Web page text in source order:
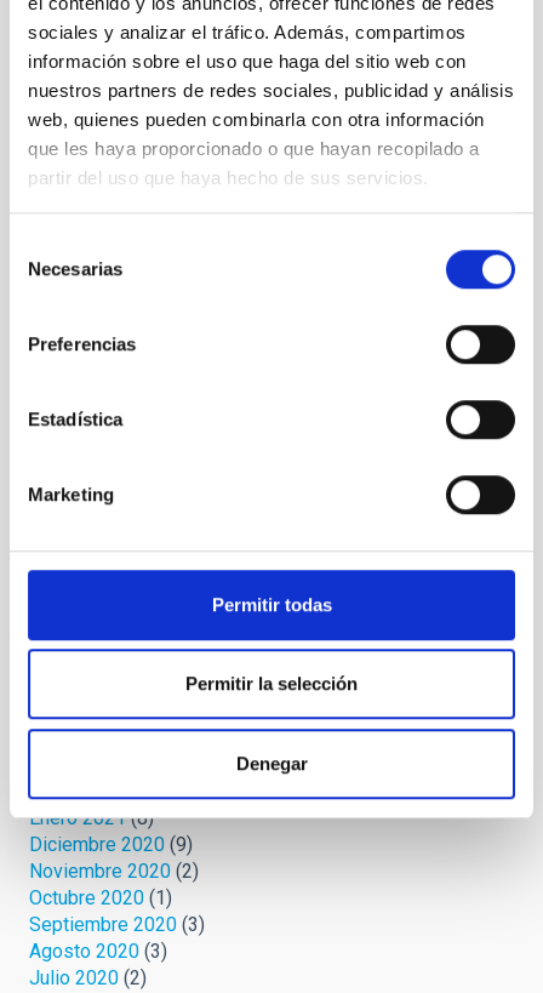
sociales y analizar el tráfico. Además, compartimos
información sobre el uso que haga del sitio web con
nuestros partners de redes sociales, publicidad y análisis
web, quienes pueden combinarla con otra información
que les haya proporcionado o que hayan recopilado a
partir del uso que haya hecho de sus servicios.
Necesarias
Preferencias
Estadística
Marketing
Permitir todas
Permitir la selección
Denegar
Abril 2025(1)
Marzo 2025(2)
Febrero 2025(1)
Octubre 2024(1)
Septiembre 2024(1)
Agosto 2024 (3)
Julio 2024(3)
Abril 2024
Marzo 2024
Octubre 2022
Junio 2022
Marzo 2022
Noviembre 2021(2)
Octubre 2021(3)
Julio 2021(5)
Mayo 2021
Abril 2021(4)
Febrero 2021
Enero 2021(8)
Diciembre 2020 (9)
Noviembre 2020 (2)
Octubre 2020 (1)
Septiembre 2020 (3)
Agosto 2020 (3)
Julio 2020 (2)